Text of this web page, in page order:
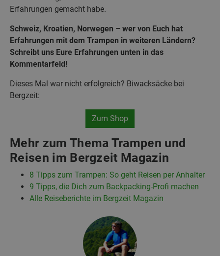
Erfahrungen gemacht habe.
Schweiz, Kroatien, Norwegen – wer von Euch hat
Erfahrungen mit dem Trampen in weiteren Ländern?
Schreibt uns Eure Erfahrungen unten in das
Kommentarfeld!
Dieses Mal war nicht erfolgreich? Biwacksäcke bei
Bergzeit:
Zum Shop
Mehr zum Thema Trampen und
Reisen im Bergzeit Magazin
8 Tipps zum Trampen: So geht Reisen per Anhalter
9 Tipps, die Dich zum Backpacking-Profi machen
Alle Reiseberichte im Bergzeit Magazin